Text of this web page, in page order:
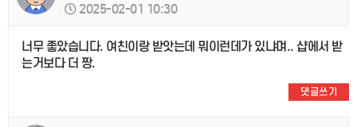
2025-02-01 10:30
너무 좋았습니다. 여친이랑 받앗는데 뭐이런데가 있냐며.. 샵에서 받
는거보다 더 짱.
댓글쓰기